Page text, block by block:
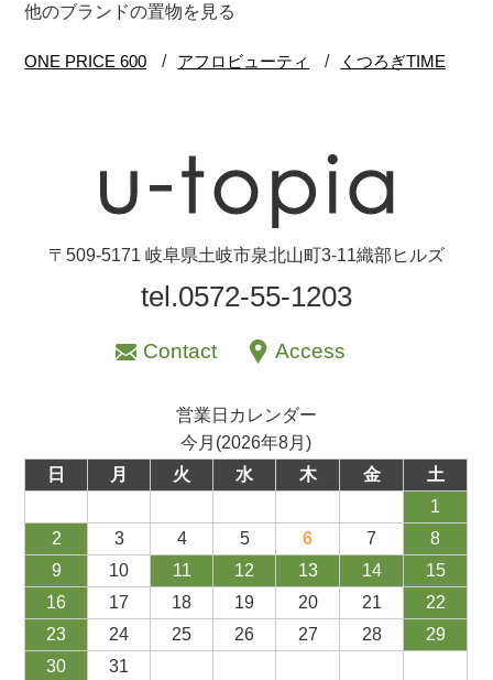
他のブランドの置物を見る
〒509-5171 岐阜県土岐市泉北山町3-11織部ヒルズ
tel.0572-55-1203
Contact Access
営業日カレンダー
今月(2026年8月)
日
月 火 水 木 金
土
1
2
3 4 5 6 7
8
9
10 11 12 13 14
15
16
17 18 19 20 21
22
23
24 25 26 27 28
29
30
31